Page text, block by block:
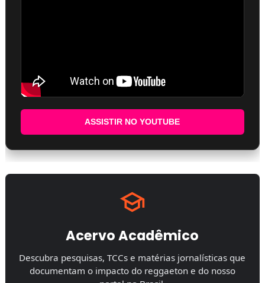
ASSISTIR NO YOUTUBE
Acervo Acadêmico
Descubra pesquisas, TCCs e matérias jornalísticas que
documentam o impacto do reggaeton e do nosso